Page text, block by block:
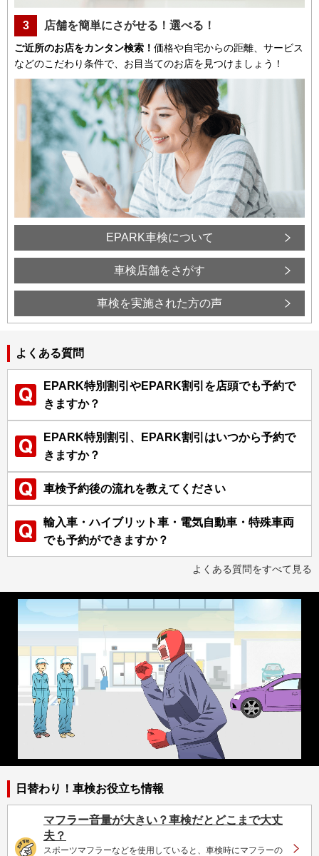
3 店舗を簡単にさがせる！選べる！
ご近所のお店をカンタン検索！ 価格や自宅からの距離、サービス
などのこだわり条件で、お目当てのお店を見つけましょう！
EPARK車検について
車検店舗をさがす
車検を実施された方の声
よくある質問
EPARK特別割引やEPARK割引を店頭でも予約で
きますか？
EPARK特別割引、EPARK割引はいつから予約で
きますか？
車検予約後の流れを教えてください
輸入車・ハイブリット車・電気自動車・特殊車両
でも予約ができますか？
よくある質問をすべて見る
日替わり！車検お役立ち情報
マフラー音量が大きい？車検だとどこまで大丈
夫？
スポーツマフラーなどを使用していると、車検時にマフラーの